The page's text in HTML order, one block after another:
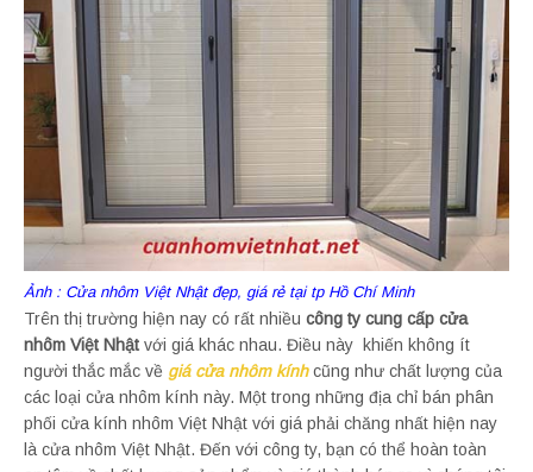
Ảnh : Cửa nhôm Việt Nhật đẹp, giá rẻ tại tp Hồ Chí Minh
Trên thị trường hiện nay có rất nhiều công ty cung cấp cửa
nhôm Việt Nhật với giá khác nhau. Điều này khiến không ít
người thắc mắc về giá cửa nhôm kínhcũng như chất lượng của
các loại cửa nhôm kính này. Một trong những địa chỉ bán phân
phối cửa kính nhôm Việt Nhật với giá phải chăng nhất hiện nay
là cửa nhôm Việt Nhật. Đến với công ty, bạn có thể hoàn toàn